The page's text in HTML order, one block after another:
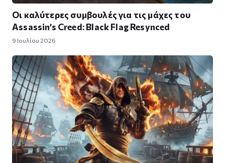
Οι καλύτερες συμβουλές για τις μάχες του
Assassin’s Creed: Black Flag Resynced
9 Ιουλίου 2026